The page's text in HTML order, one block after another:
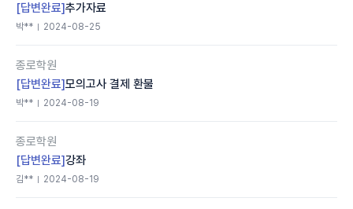
[답변완료]추가자료
박** 2024-08-25
종로학원
[답변완료]모의고사 결제 환불
박** 2024-08-19
종로학원
[답변완료]강좌
김** 2024-08-19